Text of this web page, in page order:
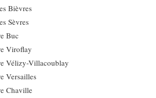
Bièvres
Sèvres
Buc
Viroflay
Vélizy-Villacoublay
Versailles
Chaville